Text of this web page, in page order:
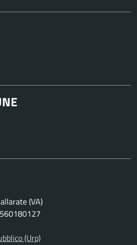
(VA)
(Urp)